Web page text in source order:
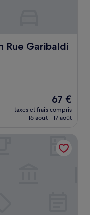
Rue Garibaldi
Le
nouveau
prix
de
67 €
67 €
taxes et frais compris
16 août - 17 août